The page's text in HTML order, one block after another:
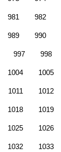
981 982
989 990
997 998
1004 1005
1011 1012
1018 1019
1025 1026
1032 1033